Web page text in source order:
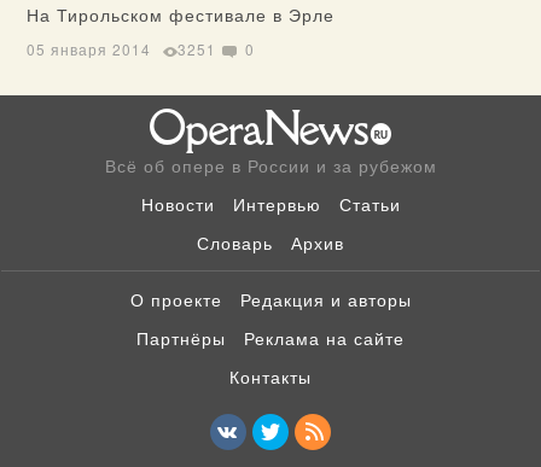
На Тирольском фестивале в Эрле
05 января 2014 3251 0
Всё об опере в России и за рубежом
Новости
Интервью
Статьи
Словарь
Архив
О проекте
Редакция и авторы
Партнёры
Реклама на сайте
Контакты